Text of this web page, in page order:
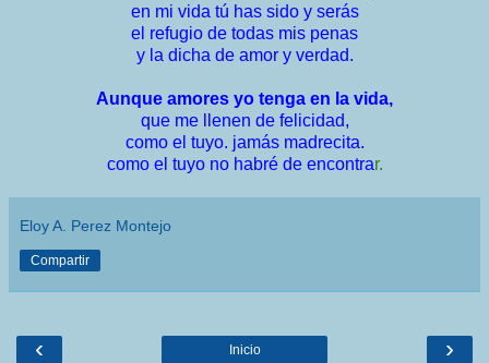
en mi vida tú has sido y serás
el refugio de todas mis penas
y la dicha de amor y verdad.
​Aunque amores yo tenga en la vida,
​que me llenen de felicidad,
​como el tuyo. jamás madrecita.
​como el tuyo no habré de encontrar.
Eloy A. Perez Montejo
Compartir
‹ ›
Inicio